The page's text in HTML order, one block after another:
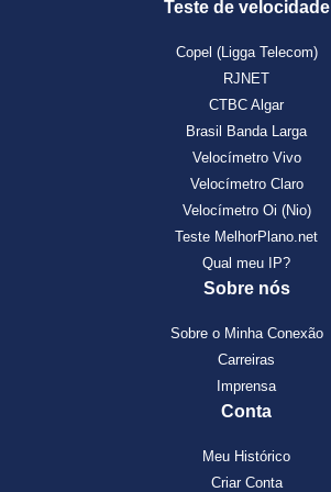
Teste de velocidade
Copel (Ligga Telecom)
RJNET
CTBC Algar
Brasil Banda Larga
Velocímetro Vivo
Velocímetro Claro
Velocímetro Oi (Nio)
Teste MelhorPlano.net
Qual meu IP?
Sobre nós
Sobre o Minha Conexão
Carreiras
Imprensa
Conta
Meu Histórico
Criar Conta